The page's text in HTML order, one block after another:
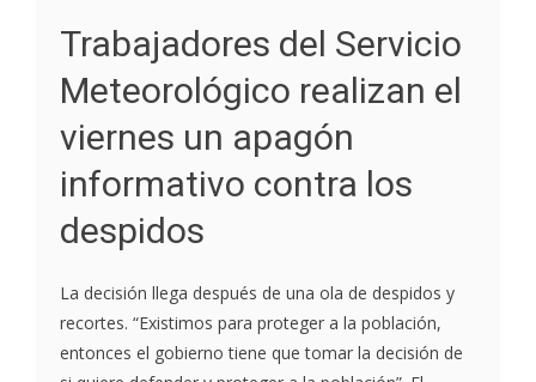
Trabajadores del Servicio
Meteorológico realizan el
viernes un apagón
informativo contra los
despidos
La decisión llega después de una ola de despidos y
recortes. “Existimos para proteger a la población,
entonces el gobierno tiene que tomar la decisión de